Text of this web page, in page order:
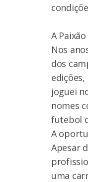
A
Nos
dos
joguei
nomes
futebol
A
Apesar
uma